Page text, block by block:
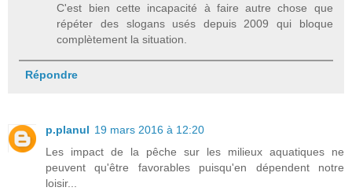
C'est bien cette incapacité à faire autre chose que
répéter des slogans usés depuis 2009 qui bloque
complètement la situation.
Répondre
p.planul 19 mars 2016 à 12:20
Les impact de la pêche sur les milieux aquatiques ne
peuvent qu'être favorables puisqu'en dépendent notre
loisir...